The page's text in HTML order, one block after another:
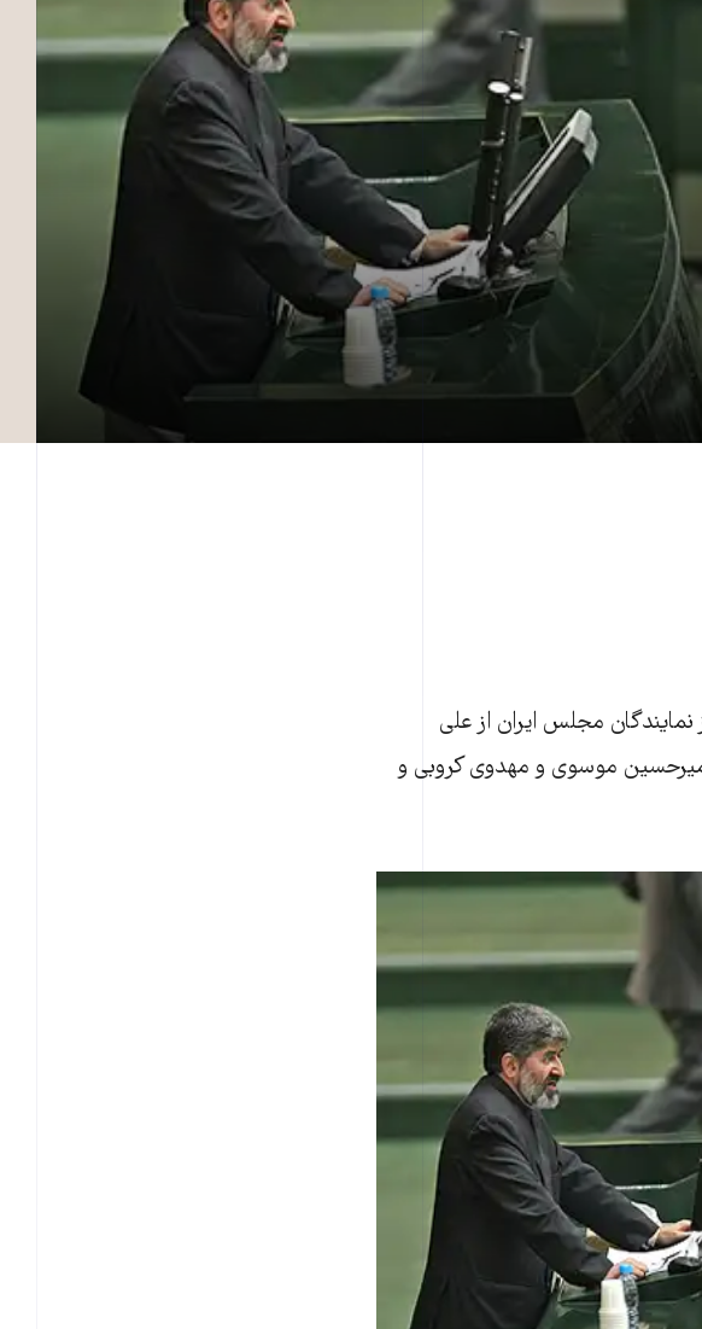
که شماری از نمايندگان مجلس ايران از علی
ميرحسين موسوی و مهدوی کروبی و